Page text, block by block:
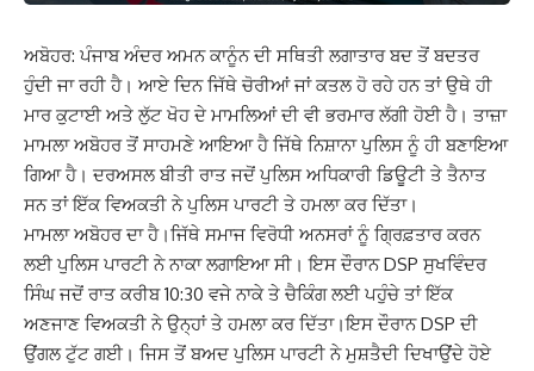
ਅਬੋਹਰ: ਪੰਜਾਬ ਅੰਦਰ ਅਮਨ ਕਾਨੂੰਨ ਦੀ ਸਥਿਤੀ ਲਗਾਤਾਰ ਬਦ ਤੋਂ ਬਦਤਰ
ਹੁੰਦੀ ਜਾ ਰਹੀ ਹੈ। ਆਏ ਦਿਨ ਜਿੱਥੇ ਚੋਰੀਆਂ ਜਾਂ ਕਤਲ ਹੋ ਰਹੇ ਹਨ ਤਾਂ ਉਥੇ ਹੀ
ਮਾਰ ਕੁਟਾਈ ਅਤੇ ਲੁੱਟ ਖੋਹ ਦੇ ਮਾਮਲਿਆਂ ਦੀ ਵੀ ਭਰਮਾਰ ਲੱਗੀ ਹੋਈ ਹੈ। ਤਾਜ਼ਾ
ਮਾਮਲਾ ਅਬੋਹਰ ਤੋਂ ਸਾਹਮਣੇ ਆਇਆ ਹੈ ਜਿੱਥੇ ਨਿਸ਼ਾਨਾ ਪੁਲਿਸ ਨੂੰ ਹੀ ਬਣਾਇਆ
ਗਿਆ ਹੈ। ਦਰਅਸਲ ਬੀਤੀ ਰਾਤ ਜਦੋਂ ਪੁਲਿਸ ਅਧਿਕਾਰੀ ਡਿਊਟੀ ਤੇ ਤੈਨਾਤ
ਸਨ ਤਾਂ ਇੱਕ ਵਿਅਕਤੀ ਨੇ ਪੁਲਿਸ ਪਾਰਟੀ ਤੇ ਹਮਲਾ ਕਰ ਦਿੱਤਾ।
ਮਾਮਲਾ ਅਬੋਹਰ ਦਾ ਹੈ।ਜਿੱਥੇ ਸਮਾਜ ਵਿਰੋਧੀ ਅਨਸਰਾਂ ਨੂੰ ਗ੍ਰਿਫ਼ਤਾਰ ਕਰਨ
ਲਈ ਪੁਲਿਸ ਪਾਰਟੀ ਨੇ ਨਾਕਾ ਲਗਾਇਆ ਸੀ। ਇਸ ਦੌਰਾਨ DSP ਸੁਖਵਿੰਦਰ
ਸਿੰਘ ਜਦੋਂ ਰਾਤ ਕਰੀਬ 10:30 ਵਜੇ ਨਾਕੇ ਤੇ ਚੈਕਿੰਗ ਲਈ ਪਹੁੰਚੇ ਤਾਂ ਇੱਕ
ਅਣਜਾਣ ਵਿਅਕਤੀ ਨੇ ਉਨ੍ਹਾਂ ਤੇ ਹਮਲਾ ਕਰ ਦਿੱਤਾ।ਇਸ ਦੌਰਾਨ DSP ਦੀ
ਉਂਗਲ ਟੁੱਟ ਗਈ। ਜਿਸ ਤੋਂ ਬਅਦ ਪੁਲਿਸ ਪਾਰਟੀ ਨੇ ਮੁਸ਼ਤੈਦੀ ਦਿਖਾਉਂਦੇ ਹੋਏ